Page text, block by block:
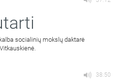
socialinių mokslų daktarė
38:50